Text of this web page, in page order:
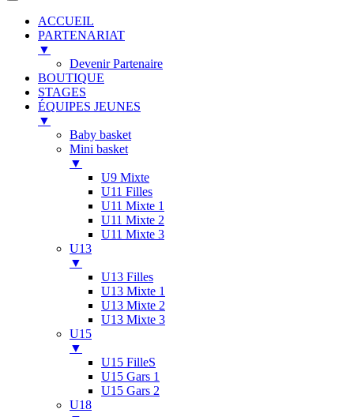
ACCUEIL
PARTENARIAT
▼
Devenir Partenaire
BOUTIQUE
STAGES
ÉQUIPES JEUNES
▼
Baby basket
Mini basket
▼
U9 Mixte
U11 Filles
U11 Mixte 1
U11 Mixte 2
U11 Mixte 3
U13
▼
U13 Filles
U13 Mixte 1
U13 Mixte 2
U13 Mixte 3
U15
▼
U15 FilleS
U15 Gars 1
U15 Gars 2
U18